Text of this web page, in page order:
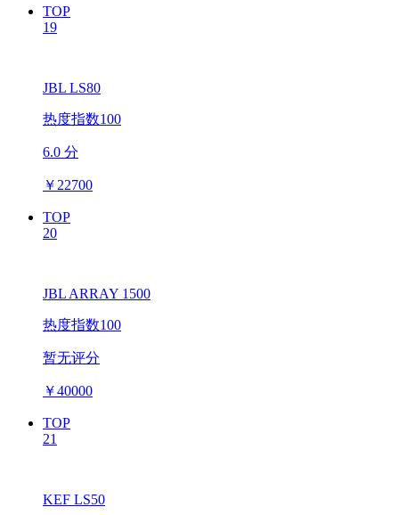
TOP
19
JBL LS80
热度指数100
6.0 分
￥ 22700
TOP
20
JBL ARRAY 1500
热度指数100
暂无评分
￥40000
TOP
21
KEF LS50